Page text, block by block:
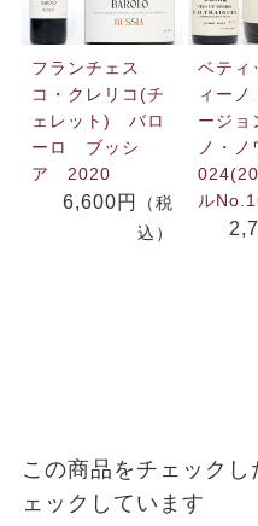
フランチェス
コ・クレリコ(チ
ェレット) バロ
ーロ ブッシ
ア 2020
6,600円
（税
込）
ベテ
ィーノ
ージ
ノ・
ル
この商品をチェック
ェックしています